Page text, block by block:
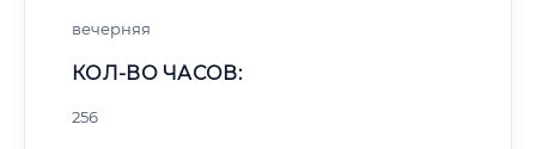
вечерняя
КОЛ-ВО ЧАСОВ:
256